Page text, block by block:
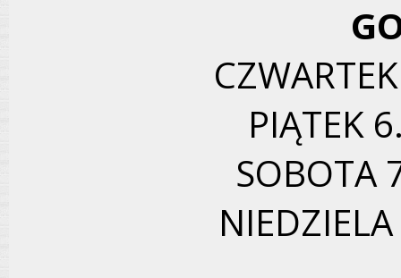
PIĄTEK
SOBOTA